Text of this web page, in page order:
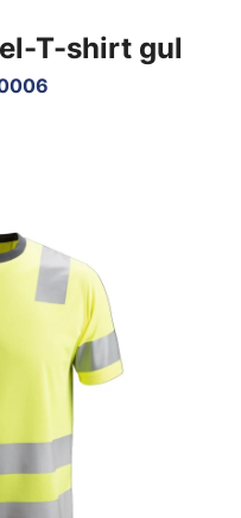
T-shirt gul